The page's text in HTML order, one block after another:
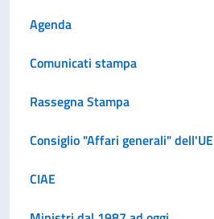
Agenda
Comunicati stampa
Rassegna Stampa
Consiglio "Affari generali" dell'UE
CIAE